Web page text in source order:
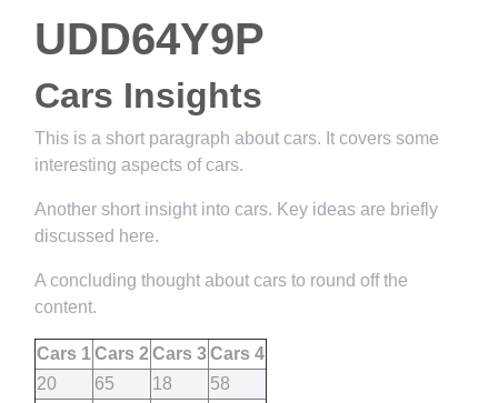
UDD64Y9P
Cars Insights
This is a short paragraph about cars. It covers some
interesting aspects of cars.
Another short insight into cars. Key ideas are briefly
discussed here.
A concluding thought about cars to round off the
content.
Cars 1Cars 2 Cars 3Cars 4
20
65 18
58